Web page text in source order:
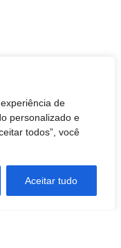
de
personalizado e
todos”, você
Aceitar tudo